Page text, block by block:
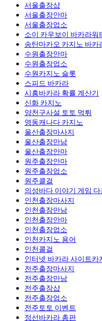
서울 출장샵
서울출장안마
서울출장업소
소이 카우보이 바카라워
송탄마카오 카지노 바카
수원출장안마
수원출장업소
수원카지노 슬롯
스피드 바카라
시흥바카라 확률 계산기
신화 카지노
양천구사설 토토 먹튀
영동캐나다 카지노
울산출장마사지
울산출장만남
울산출장안마
원주출장안마
원주출장업소
원주콜걸
의성바다 이야기 게임
인천출장마사지
인천출장만남
인천출장안마
인천출장업소
인천카지노 용어
인천콜걸
인터넷 바카라 사이트카
전주출장마사지
전주출장만남
전주 출장샵
전주출장업소
전주토토 이벤트
정선바카라 총판